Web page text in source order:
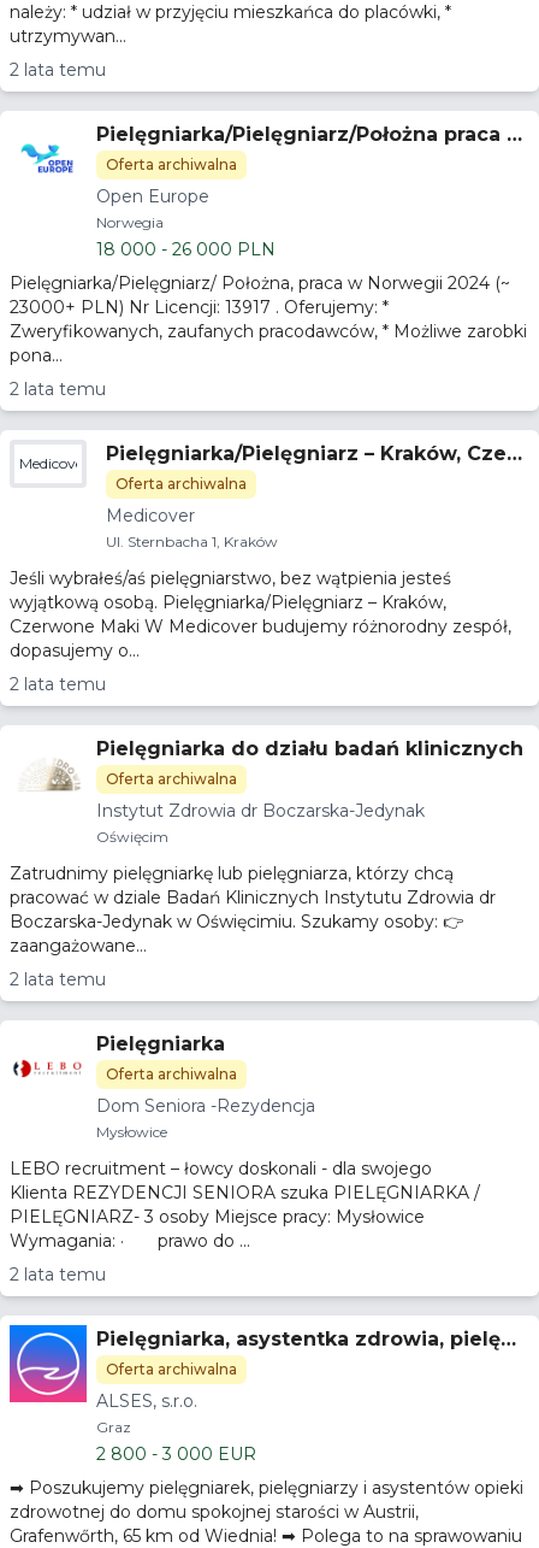
należy: * udział w przyjęciu mieszkańca do placówki, *
utrzymywan...
2 lata temu
Pielęgniarka/Pielęgniarz/Położna praca w
Norwegii 23.000 PLN/m
Oferta archiwalna
Open Europe
Norwegia
18 000 - 26 000 PLN
Pielęgniarka/Pielęgniarz/ Położna, praca w Norwegii 2024 (~
23000+ PLN) Nr Licencji: 13917 . Oferujemy: *
Zweryfikowanych, zaufanych pracodawców, * Możliwe zarobki
pona...
2 lata temu
Medicover
Pielęgniarka/Pielęgniarz – Kraków, Czer
wone Maki
Oferta archiwalna
Medicover
Ul. Sternbacha 1, Kraków​
Jeśli wybrałeś/aś pielęgniarstwo, bez wątpienia jesteś
wyjątkową osobą. Pielęgniarka/Pielęgniarz – Kraków,
Czerwone Maki W Medicover budujemy różnorodny zespół,
dopasujemy o...
2 lata temu
Pielęgniarka do działu badań klinicznych
Oferta archiwalna
Instytut Zdrowia dr Boczarska-Jedynak
Oświęcim
Zatrudnimy pielęgniarkę lub pielęgniarza, którzy chcą
pracować w dziale Badań Klinicznych Instytutu Zdrowia dr
Boczarska-Jedynak w Oświęcimiu. Szukamy osoby: 👉
zaangażowane...
2 lata temu
Pielęgniarka
Oferta archiwalna
Dom Seniora -Rezydencja
Mysłowice
LEBO recruitment – łowcy doskonali - dla swojego
Klienta REZYDENCJI SENIORA szuka PIELĘGNIARKA /
PIELĘGNIARZ- 3 osoby Miejsce pracy: Mysłowice
Wymagania: · prawo do ...
2 lata temu
Pielęgniarka, asystentka zdrowia, pielęgn
Oferta archiwalna
ALSES, s.r.o.
Graz
2 800 - 3 000 EUR
➡ Poszukujemy pielęgniarek, pielęgniarzy i asystentów opieki
zdrowotnej do domu spokojnej starości w Austrii,
Grafenwőrth, 65 km od Wiednia! ➡ Polega to na sprawowaniu